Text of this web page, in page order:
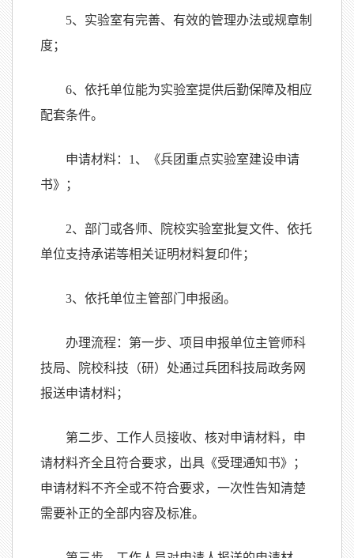
5、实验室有完善、有效的管理办法或规章制
度；
6、依托单位能为实验室提供后勤保障及相应
配套条件。
申请材料： 1 、《兵团重点实验室建设申请
书》；
2、部门或各师、院校实验室批复文件、依托
单位支持承诺等相关证明材料复印件；
3、依托单位主管部门申报函。
办理流程：第一步、项目申报单位主管师科
技局、院校科技（研）处通过兵团科技局政务网
报送申请材料；
第二步、工作人员接收、核对申请材料，申
请材料齐全且符合要求，出具《受理通知书》；
申请材料不齐全或不符合要求，一次性告知清楚
需要补正的全部内容及标准。